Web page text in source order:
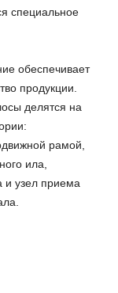
специальное
обеспечивает
продукции.
делятся на
рамой,
ила,
и узел приема